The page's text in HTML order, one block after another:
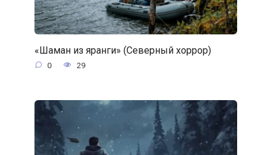
«Шаман из яранги» (Северный хоррор)
0 29